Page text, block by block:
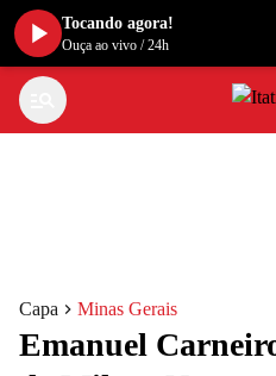
Capa Minas Gerais
Emanuel
Tocando agora!
Ouça ao vivo /24h